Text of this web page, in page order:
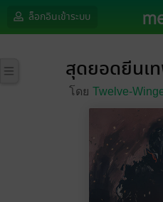
ล็อกอินเข้าระบบ
สุดยอดยีนเท
โดย Twelve-